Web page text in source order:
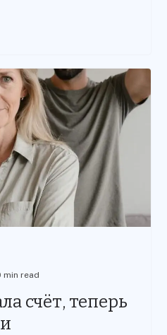
min read
счёт, теперь